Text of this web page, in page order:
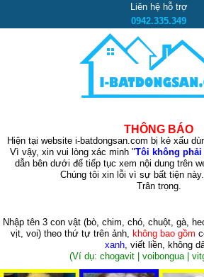
Liên hệ hỗ trợ
0942.335.349
THÔNG BÁO
Hiện tại website i-batdongsan.com bị kẻ xấu
Vì vậy, xin vui lòng xác minh "Tôi không
dẫn bên dưới để tiếp tục xem nội dung trên
Chúng tôi xin lỗi vì sự bất tiện
Trân trọng.
Nhập tên 3 con vật (bò, chim, chó, chuột, gà,
vịt, voi)theo thứ tự trên ảnh, không bao gồm
xanh, viết liền, không
(Ví dụ: chogavit | voibongua |